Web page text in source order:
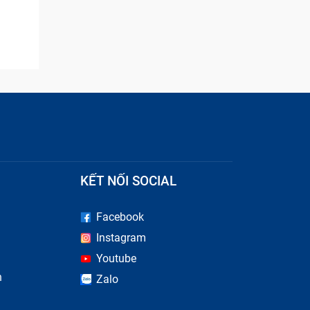
KẾT NỐI SOCIAL
Facebook
Instagram
Youtube
Zalo